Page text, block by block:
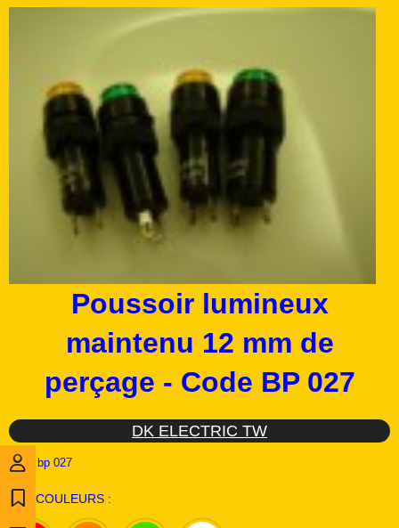
Poussoir lumineux
maintenu 12 mm de
perçage - Code BP 027
DK ELECTRIC TW
Ref : bp 027
LES COULEURS :